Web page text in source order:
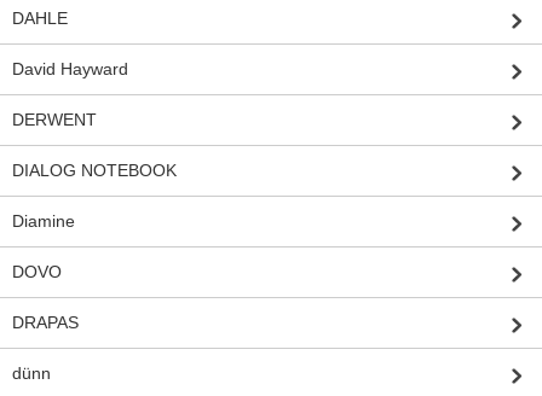
DAHLE
David Hayward
DERWENT
DIALOG NOTEBOOK
Diamine
DOVO
DRAPAS
dünn